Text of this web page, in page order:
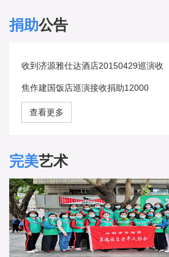
捐助公告
收到济源雅仕达酒店20150429巡演收
焦作建国饭店巡演接收捐助12000
查看更多
完美艺术